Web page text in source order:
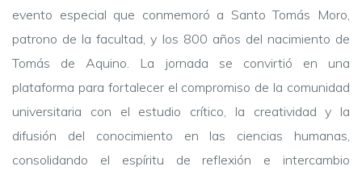
evento especial que conmemoró a Santo Tomás Moro,
patrono de la facultad, y los 800 años del nacimiento de
Tomás de Aquino. La jornada se convirtió en una
plataforma para fortalecer el compromiso de la comunidad
universitaria con el estudio crítico, la creatividad y la
difusión del conocimiento en las ciencias humanas,
consolidando el espíritu de reflexión e intercambio